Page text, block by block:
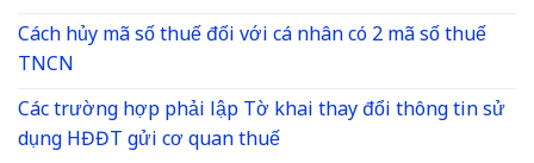
Cách hủy mã số thuế đối với cá nhân có 2 mã số thuế
TNCN
Các trường hợp phải lập Tờ khai thay đổi thông tin sử
dụng HĐĐT gửi cơ quan thuế